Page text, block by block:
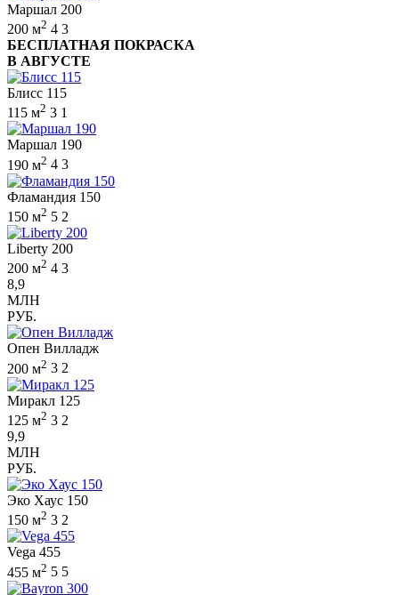
Маршал 200
200 м2 4 3
БЕСПЛАТНАЯ ПОКРАСКА
В АВГУСТЕ
Блисс 115
115 м2 3 1
Маршал 190
190 м2 4 3
Фламандия 150
150 м2 5 2
Liberty 200
200 м2 4 3
8,9
МЛН
РУБ.
Опен Вилладж
200 м2 3 2
Миракл 125
125 м2 3 2
9,9
МЛН
РУБ.
Эко Хаус 150
150 м2 3 2
Vega 455
455 м2 5 5